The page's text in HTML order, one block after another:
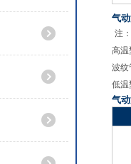
气
注
高温
波纹
低温
气